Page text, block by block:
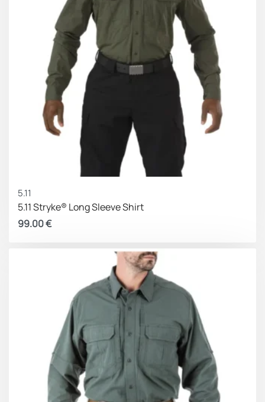
5.11
5.11 Stryke® Long Sleeve Shirt
99.00€